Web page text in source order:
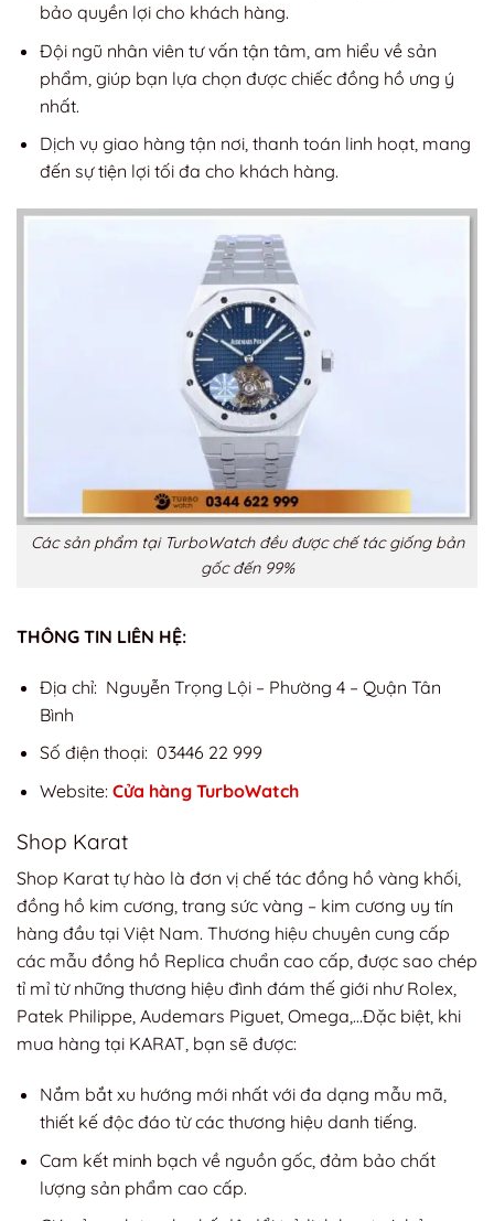
bảo quyền lợi cho khách hàng.
Đội ngũ nhân viên tư vấn tận tâm, am hiểu về sản
phẩm, giúp bạn lựa chọn được chiếc đồng hồ ưng ý
nhất.
Dịch vụ giao hàng tận nơi, thanh toán linh hoạt, mang
đến sự tiện lợi tối đa cho khách hàng.
Các sản phẩm tại TurboWatch đều được chế tác giống bản
gốc đến 99%
THÔNG TIN LIÊN HỆ:
Địa chỉ: Nguyễn Trọng Lội – Phường 4 – Quận Tân
Bình
Số điện thoại: 03446 22 999
Website: Cửa hàng TurboWatch
Shop Karat
Shop Karat tự hào là đơn vị chế tác đồng hồ vàng khối,
đồng hồ kim cương, trang sức vàng – kim cương uy tín
hàng đầu tại Việt Nam. Thương hiệu chuyên cung cấp
các mẫu đồng hồ Replica chuẩn cao cấp, được sao chép
tỉ mỉ từ những thương hiệu đình đám thế giới như Rolex,
Patek Philippe, Audemars Piguet, Omega,…Đặc biệt, khi
mua hàng tại KARAT, bạn sẽ được:
Nắm bắt xu hướng mới nhất với đa dạng mẫu mã,
thiết kế độc đáo từ các thương hiệu danh tiếng.
Cam kết minh bạch về nguồn gốc, đảm bảo chất
lượng sản phẩm cao cấp.